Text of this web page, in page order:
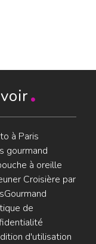
à Paris
gourmand
à oreille
Croisière par
de
d'utilisation